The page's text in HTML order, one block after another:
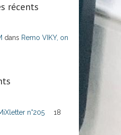
récents
dans Remo VIKY, on
n°205
18